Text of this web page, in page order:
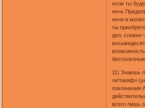
если ты
ночь
ночи в
ты
дел, словно
11) Знаешь
«и’тикяф»
поклонения
всего лишь